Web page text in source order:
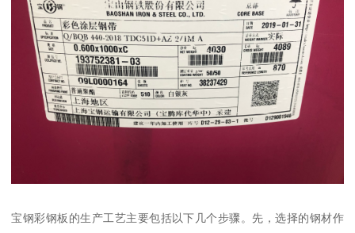
宝钢彩钢板的生产工艺主要包括以下几个步骤。先，选择的钢材作